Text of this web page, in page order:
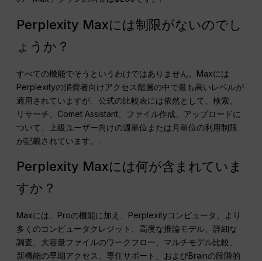
Perplexity Maxには制限がないのでし
ょうか？
すべての機能でそうというわけではありません。Maxには
Perplexityの消費者向けアクセス階層の中で最も高いレベルが
適用されていますが、公式の比較表には依然として、検索、
リサーチ、Comet Assistant、ファイル作成、アップロードに
ついて、上級ユーザー向けの週単位または月単位の利用制限
が記載されています。.
Perplexity Maxには何が含まれていま
すか？
Maxには、Proの機能に加え、Perplexityコンピュータ、より
多くのコンピュータクレジット、高度な推論モデル、詳細な
調査、大容量ファイルのワークフロー、マルチモデル比較、
新機能の早期アクセス、専任サポート、およびBrainの段階的